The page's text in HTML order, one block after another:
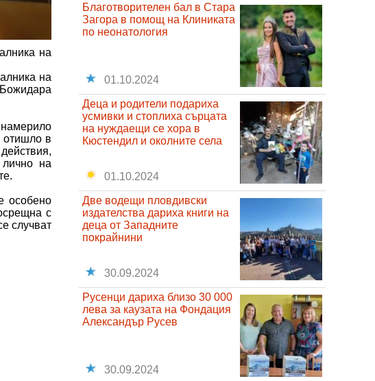
на
на
отишло в
на
особено
с
случват
Благотворителен бал в Стара
Загора в помощ на Клиниката
по неонатология
01.10.2024
Деца и родители подариха
усмивки и стоплиха сърцата
на нуждаещи се хора в
Кюстендил и околните села
01.10.2024
Две водещи пловдивски
издателства дариха книги на
деца от Западните
покрайнини
30.09.2024
Русенци дариха близо 30 000
лева за каузата на Фондация
Александър Русев
30.09.2024